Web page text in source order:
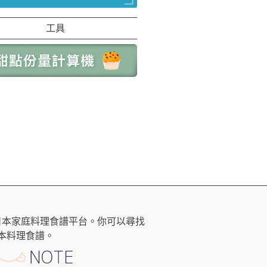
工具
家庭料理食譜平台。你可以尋找
料理食譜。